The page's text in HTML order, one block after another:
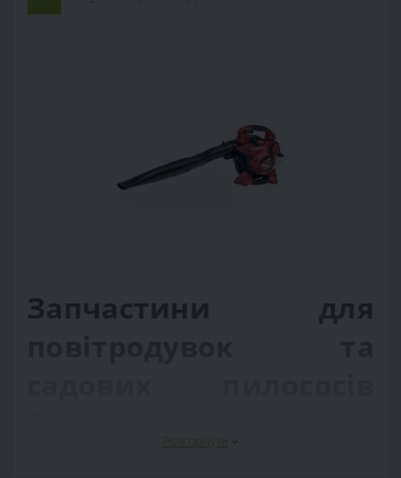
Запчастини для
Розгорнути